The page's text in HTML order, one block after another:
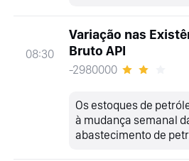
08:30
Variação nas
Bruto API
-2980000
Os estoques de
à mudança semanal
abastecimento de